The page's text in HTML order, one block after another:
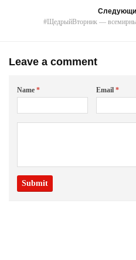
#ЩедрыйВторник —
Leave a comment
Name * Email*